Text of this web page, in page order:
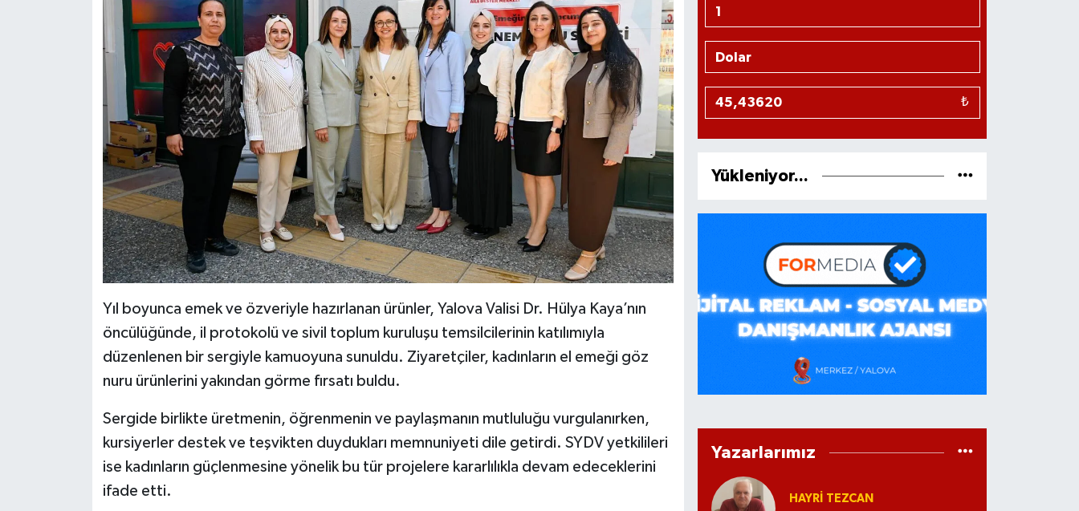
Yıl boyunca emek ve özveriyle hazırlanan ürünler, Yalova Valisi Dr. Hülya Kaya’nın
öncülüğünde, il protokolü ve sivil toplum kuruluşu temsilcilerinin katılımıyla
düzenlenen bir sergiyle kamuoyuna sunuldu. Ziyaretçiler, kadınların el emeği göz
nuru ürünlerini yakından görme fırsatı buldu.
Sergide birlikte üretmenin, öğrenmenin ve paylaşmanın mutluluğu vurgulanırken,
kursiyerler destek ve teşvikten duydukları memnuniyeti dile getirdi. SYDV yetkilileri
ise kadınların güçlenmesine yönelik bu tür projelere kararlılıkla devam edeceklerini
ifade etti.
₺
Yükleniyor...
Yazarlarımız
HAYRI TEZCAN